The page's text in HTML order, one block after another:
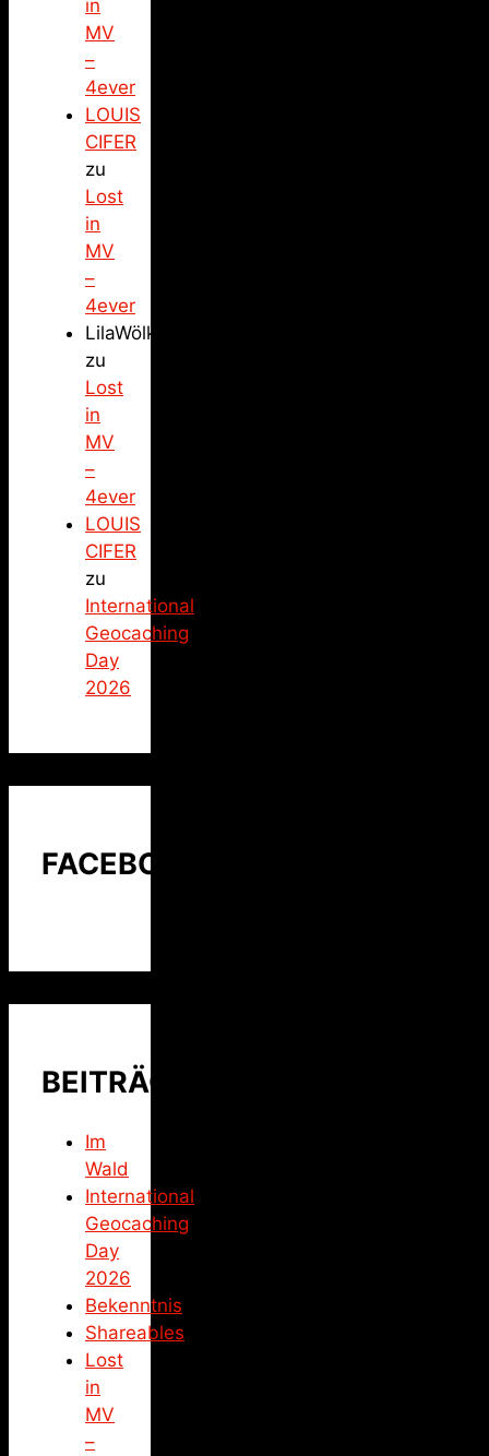
in
MV
–
4ever
LOUIS
CIFER
zu
Lost
in
MV
–
4ever
LilaWölkchen
zu
Lost
in
MV
–
4ever
LOUIS
CIFER
zu
International
Geocaching
Day
2026
FACEBOOK
BEITRÄGE
Im
Wald
International
Geocaching
Day
2026
Bekenntnis
Shareables
Lost
in
MV
–